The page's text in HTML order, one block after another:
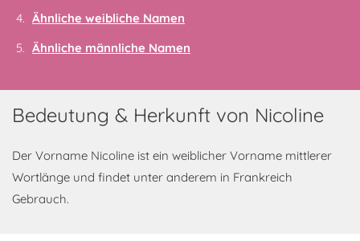
Ähnliche weibliche Namen
Ähnliche männliche Namen
Bedeutung & Herkunft von Nicoline
Der Vorname Nicoline ist ein weiblicher Vorname mittlerer
Wortlänge und findet unter anderem in Frankreich
Gebrauch.